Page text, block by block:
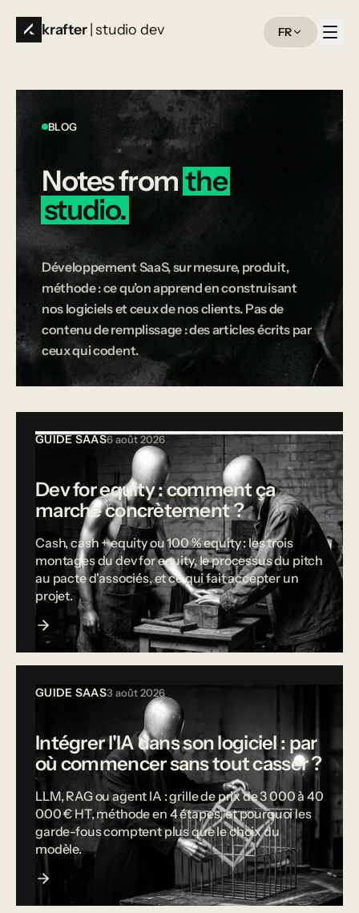
krafter | studio dev FR
BLOG
Notesfrom the
studio.
Développement SaaS, sur mesure, produit,
méthode : ce qu’on apprend en construisant
nos logiciels et ceux de nos clients. Pas de
contenu de remplissage : des articles écrits par
ceux qui codent.
GUIDE SAAS6 août 2026
Dev for equity : comment ça
marche concrètement ?
Cash, cash + equity ou 100 % equity : les trois
montages du dev for equity, le processus du pitch
au pacte d'associés, et ce qui fait accepter un
projet.
GUIDE SAAS3 août 2026
Intégrer l'IA dans son logiciel : par
où commencer sans tout casser ?
LLM, RAG ou agent IA : grille de prix de 3 000 à 40
000 € HT, méthode en 4 étapes, et pourquoi les
garde-fous comptent plus que le choix du
modèle.